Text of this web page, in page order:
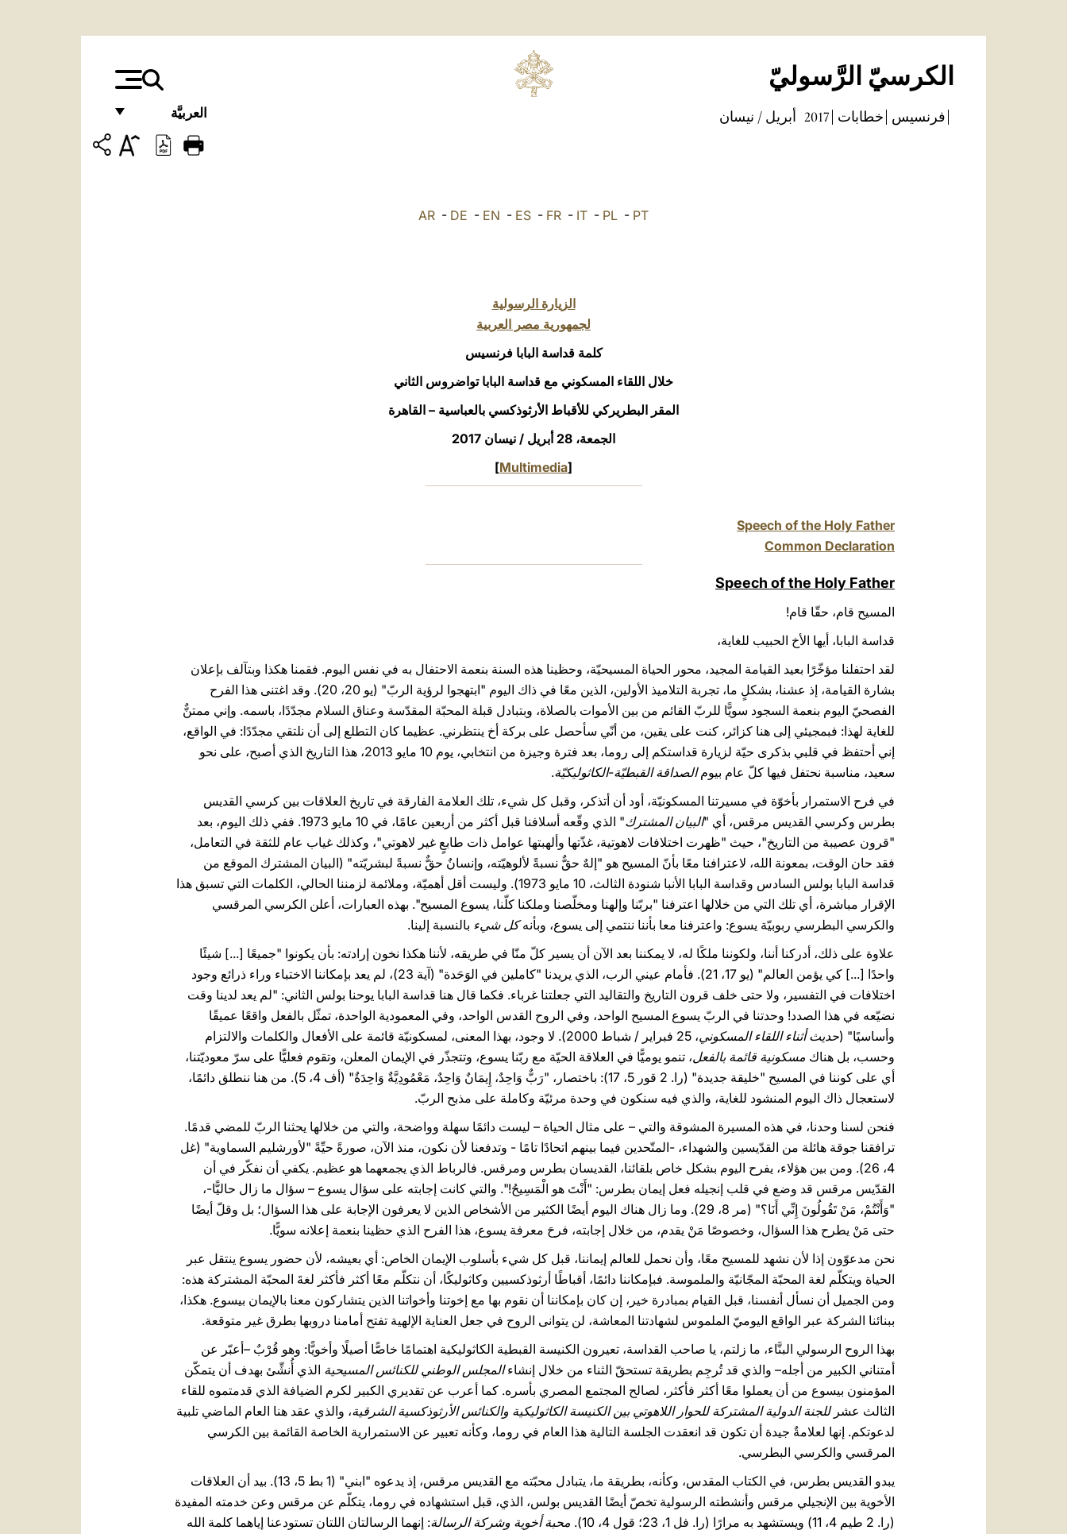
الكرسيّ الرَّسوليّ
العربيَّة
FRANÇAIS
فرنسيس خطابات 2017 أبريل / نيسان
AR - DE - EN - ES - FR - IT - PL - PT
الزيارة الرسولية
لجمهورية مصر العربية
كلمة قداسة البابا فرنسيس
خلال اللقاء المسكوني مع قداسة البابا تواضروس الثاني
المقر البطريركي للأقباط الأرثوذكسي بالعباسية – القاهرة
الجمعة، 28 أبريل / نيسان 2017
[
Multimedia
]
Speech of the Holy Father
Common Declaration
Speech of the Holy Father
المسيح قام، حقّا قام!
قداسة البابا، أيها الأخ الحبيب للغاية،
لقد احتفلنا مؤخّرًا بعيد القيامة المجيد، محور الحياة المسيحيّة، وحظينا هذه السنة بنعمة الاحتفال به في نفس اليوم. فقمنا هكذا وبتآلف بإعلان
بشارة القيامة، إذ عشنا، بشكلٍ ما، تجربة التلاميذ الأولين، الذين معًا في ذاك اليوم "ابتهجوا لرؤية الربّ" (يو 20، 20). وقد اغتنى هذا الفرح
الفصحيّ اليوم بنعمة السجود سويًّا للربّ القائم من بين الأموات بالصلاة، وبتبادل قبلة المحبّة المقدّسة وعناق السلام مجدّدًا، باسمه. وإني ممتنٌّ
للغاية لهذا: فبمجيئي إلى هنا كزائر، كنت على يقين، من أنّي سأحصل على بركة أخ ينتظرني. عظيما كان التطلع إلى أن نلتقي مجدّدًا: في الواقع،
إني أحتفظ في قلبي بذكرى حيّة لزيارة قداستكم إلى روما، بعد فترة وجيزة من انتخابي، يوم 10 مايو 2013، هذا التاريخ الذي أصبح، على نحو
سعيد، مناسبة نحتفل فيها كلّ عام بيومالصداقة القبطيّة-الكاثوليكيّة.
في فرح الاستمرار بأخوّة في مسيرتنا المسكونيّة، أود أن أتذكر، وقبل كل شيء، تلك العلامة الفارقة في تاريخ العلاقات بين كرسي القديس
بطرس وكرسي القديس مرقس، أي "البيان المشترك
" الذي وقّعه أسلافنا قبل أكثر من أربعين عامًا، في 10 مايو 1973. ففي ذلك اليوم، بعد
"قرون عصيبة من التاريخ"، حيث "ظهرت اختلافات لاهوتية، غذّتها وألهبتها عوامل ذات طابعٍ غير لاهوتي"، وكذلك غياب عام للثقة في التعامل،
فقد حان الوقت، بمعونة الله، لاعترافنا معًا بأنّ المسيح هو "إلهٌ حقٌّ نسبةً لألوهيّته، وإنسانٌ حقٌّ نسبةً لبشريّته‏" (البيان المشترك الموقع من
قداسة البابا بولس السادس وقداسة البابا الأنبا شنودة الثالث، 10 مايو 1973). وليست أقل أهميّة، وملائمة لزمننا الحالي، الكلمات التي تسبق هذا
الإقرار مباشرة، أي تلك التي من خلالها اعترفنا "بربّنا وإلهنا ومخلّصنا وملكنا كلّنا، يسوع المسيح". بهذه العبارات، أعلن الكرسي المرقسي
والكرسي البطرسي ربوبيّة يسوع: واعترفنا معا بأننا ننتمي إلى يسوع، وبأنهكل شيء بالنسبة إلينا.
علاوة على ذلك، أدركنا أننا، ولكوننا ملكًا له، لا يمكننا بعد الآن أن يسير كلّ منّا في طريقه، لأننا هكذا نخون إرادته: بأن يكونوا "جميعًا [...] شيئًا
واحدًا [...] كي يؤمن العالم" (يو 17، 21). فأمام عيني الرب، الذي يريدنا "كاملين في الوَحَدة" (آية 23)، لم يعد بإمكاننا الاختباء وراء ذرائع وجود
اختلافات في التفسير، ولا حتى خلف قرون التاريخ والتقاليد التي جعلتنا غرباء. فكما قال هنا قداسة البابا يوحنا بولس الثاني: "لم يعد لدينا وقت
نضيّعه في هذا الصدد! وحدتنا في الربّ يسوع المسيح الواحد، وفي الروح القدس الواحد، وفي المعمودية الواحدة، تمثّل بالفعل واقعًا عميقًا
وأساسيًا" (حديث أثناء اللقاء المسكوني
، 25 فبراير / شباط 2000). لا وجود، بهذا المعنى، لمسكونيّة قائمة على الأفعال والكلمات والالتزام
وحسب، بل هناك مسكونية قائمة بالفعل، تنمو يوميًّا في العلاقة الحيّة مع ربّنا يسوع، وتتجذّر في الإيمان المعلن، وتقوم فعليًّا على سرّ معوديّتنا،
أي على كوننا في المسيح "خليقة جديدة" (را. 2 قور 5، 17): باختصار، "رَبٌّ وَاحِدٌ، إِيمَانٌ وَاحِدٌ، مَعْمُودِيَّةٌ وَاحِدَةٌ‏" (أف 4، 5). من هنا ننطلق دائمًا،
لاستعجال ذاك اليوم المنشود للغاية، والذي فيه سنكون في وحدة مرئيّة وكاملة على مذبح الربّ.
فنحن لسنا وحدنا، في هذه المسيرة المشوقة والتي – على مثال الحياة – ليست دائمًا سهلة وواضحة، والتي من خلالها يحثنا الربّ للمضي قدمًا.
ترافقنا جوقة هائلة من القدّيسين والشهداء، -المتّحدين فيما بينهم اتحادًا تامًا - وتدفعنا لأن نكون، منذ الآن، صورةً حيِّةً "لأورشليم السماوية" (غل
4، 26). ومن بين هؤلاء، يفرح اليوم بشكل خاص بلقائنا، القديسان بطرس ومرقس. فالرباط الذي يجمعهما هو عظيم. يكفي أن نفكّر في أن
القدّيس مرقس قد وضع في قلب إنجيله فعل إيمان بطرس: "أَنْتَ هو الْمَسِيحُ!". والتي كانت إجابته على سؤال يسوع – سؤال ما زال حاليًّا-،
"وَأَنْتُمْ، مَنْ تَقُولُونَ إِنِّي أَنَا؟" (مر 8، 29). وما زال هناك اليوم أيضًا الكثير من الأشخاص الذين لا يعرفون الإجابة على هذا السؤال؛ بل وقلّ أيضًا
حتى مَنْ يطرح هذا السؤال، وخصوصًا مَنْ يقدم، من خلال إجابته، فرحَ معرفة يسوع، هذا الفرح الذي حظينا بنعمة إعلانه سويًّا.
نحن مدعوّون إذا لأن نشهد للمسيح معًا، وأن نحمل للعالم إيماننا، قبل كل شيء بأسلوب الإيمان الخاص: أي بعيشه، لأن حضور يسوع ينتقل عبر
الحياة ويتكلّم لغة المحبّة المجّانيّة والملموسة. فبإمكاننا دائمًا، أقباطًا أرثوذكسيين وكاثوليكًا، أن نتكلّم معًا أكثر فأكثر لغةَ المحبّة المشتركة هذه:
ومن الجميل أن نسأل أنفسنا، قبل القيام بمبادرة خير، إن كان بإمكاننا أن نقوم بها مع إخوتنا وأخواتنا الذين يتشاركون معنا بالإيمان بيسوع. هكذا،
ببنائنا الشركة عبر الواقع اليوميّ الملموس لشهادتنا المعاشة، لن يتوانى الروح في جعل العناية الإلهية تفتح أمامنا دروبها بطرق غير متوقعة.
بهذا الروح الرسولي البنَّاء، ما زلتم، يا صاحب القداسة، تعيرون الكنيسة القبطية الكاثوليكية اهتمامًا خاصًّا أصيلًا وأخويًّا: وهو قُرْبٌ –أعبّر عن
أمتناني الكبير من أجله– والذي قد تُرجِم بطريقة تستحقّ الثناء من خلال إنشاءالمجلس الوطني للكنائس المسيحية الذي أُنشِّئ بهدف أن يتمكّن
المؤمنون بيسوع من أن يعملوا معًا أكثر فأكثر، لصالح المجتمع المصري بأسره. كما أعرب عن تقديري الكبير لكرم الضيافة الذي قدمتموه للقاء
الثالث عشرللجنة الدولية المشتركة للحوار اللاهوتي بين الكنيسة الكاثوليكية والكنائس الأرثوذكسية الشرقية، والذي عقد هنا العام الماضي تلبية
لدعوتكم. إنها لعلامةٌ جيدة أن تكون قد انعقدت الجلسة التالية هذا العام في روما، وكأنه تعبير عن الاستمرارية الخاصة القائمة بين الكرسي
المرقسي والكرسي البطرسي.
يبدو القديس بطرس، في الكتاب المقدس، وكأنه، بطريقة ما، يتبادل محبّته مع القديس مرقس، إذ يدعوه "ابني" (1 بط 5، 13). بيد أن العلاقات
الأخوية بين الإنجيلي مرقس وأنشطته الرسولية تخصّ أيضًا القديس بولس، الذي، قبل استشهاده في روما، يتكلّم عن مرقس وعن خدمته المفيدة
(را. 2 طيم 4، 11) ويستشهد به مرارًا (را. فل 1، 23؛ قول 4، 10).
محبة أخوية وشركة الرسالة: إنهما الرسالتان اللتان تستودعنا إياهما كلمة الله